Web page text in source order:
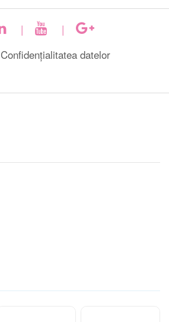
|
|
Confidențialitatea datelor